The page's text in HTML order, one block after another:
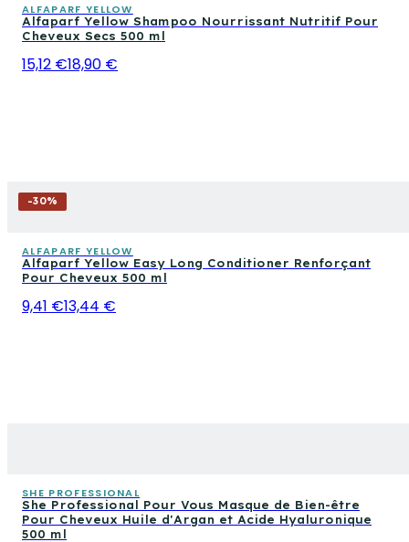
ALFAPARF YELLOW
Alfaparf Yellow Shampoo Nourrissant Nutritif Pour
Cheveux Secs 500 ml
15,12 €18,90 €
-30%
ALFAPARF YELLOW
Alfaparf Yellow Easy Long Conditioner Renforçant
Pour Cheveux 500 ml
9,41 €13,44 €
SHE PROFESSIONAL
She Professional Pour Vous Masque de Bien-être
Pour Cheveux Huile d'Argan et Acide Hyaluronique
500 ml